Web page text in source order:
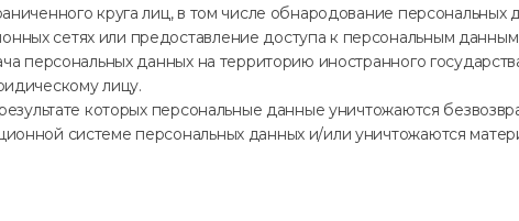
круга лиц, в том числе обнародование персональных
сетях или предоставление доступа к персональным
персональных данных на территорию иностранного
лицу.
которых персональные данные уничтожаются
системе персональных данных и/или уничтожаются